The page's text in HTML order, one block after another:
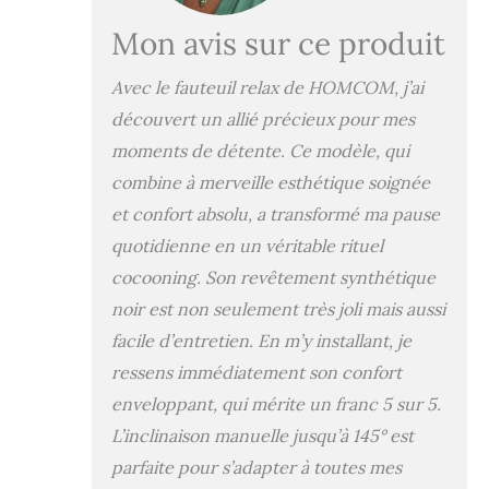
idéal pour
s'adapter à toutes
situations, lire,
regarder la
sieste, discuter,
etc... MATÉRIAUX
DE QUALITÉ :
fauteuil relax de
salon avec pied
rond en bois massif
stabilité optimale,
revêtement
fauteuil et repose-
revêtement
synthétique,
confort
d'utilisation et
Mon avis sur ce produit
Avec le fauteuil relax de HOMCOM, j’ai
découvert un allié précieux pour mes
moments de détente. Ce modèle, qui
combine à merveille esthétique soignée
et confort absolu, a transformé ma pause
quotidienne en un véritable rituel
cocooning. Son revêtement synthétique
noir est non seulement très joli mais aussi
facile d’entretien. En m’y installant, je
ressens immédiatement son confort
enveloppant, qui mérite un franc 5 sur 5.
L’inclinaison manuelle jusqu’à 145° est
parfaite pour s’adapter à toutes mes